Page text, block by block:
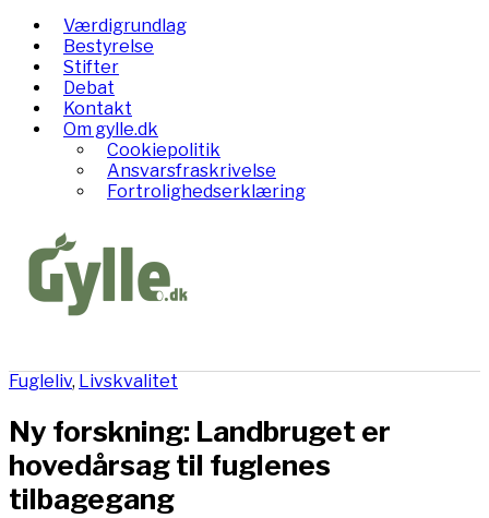
Værdigrundlag
Bestyrelse
Stifter
Debat
Kontakt
Om gylle.dk
Cookiepolitik
Ansvarsfraskrivelse
Fortrolighedserklæring
Fugleliv, Livskvalitet
Ny forskning: Landbruget er
hovedårsag til fuglenes
tilbagegang